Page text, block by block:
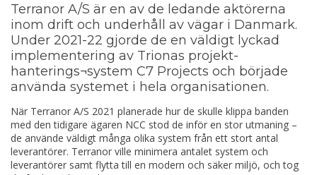
Terranor A/S är en av de ledande aktörerna
inom drift och underhåll av vägar i Danmark.
Under 2021-22 gjorde de en väldigt lyckad
implementering av Trionas projekt-
hanterings¬system C7 Projects och började
använda systemet i hela organisationen.
När Terranor A/S 2021 planerade hur de skulle klippa banden
med den tidigare ägaren NCC stod de inför en stor utmaning –
de använde väldigt många olika system från ett stort antal
leverantörer. Terranor ville minimera antalet system och
leverantörer samt flytta till en modern och säker miljö, och tog